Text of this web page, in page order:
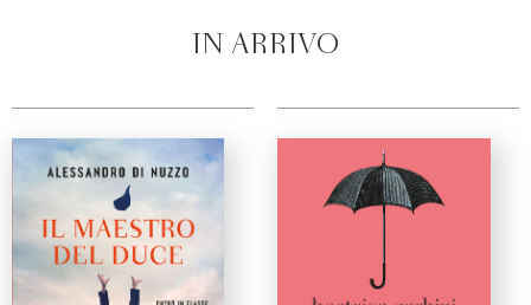
IN ARRIVO